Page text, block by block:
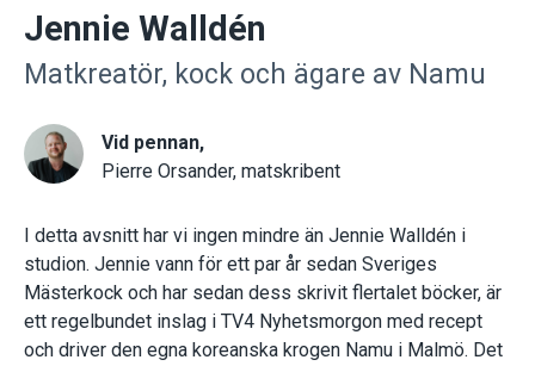
Jennie Walldén
Matkreatör, kock och ägare av Namu
Vid pennan,
Pierre Orsander, matskribent
I detta avsnitt har vi ingen mindre än Jennie Walldén i
studion. Jennie vann för ett par år sedan Sveriges
Mästerkock och har sedan dess skrivit flertalet böcker, är
ett regelbundet inslag i TV4 Nyhetsmorgon med recept
och driver den egna koreanska krogen Namu i Malmö. Det